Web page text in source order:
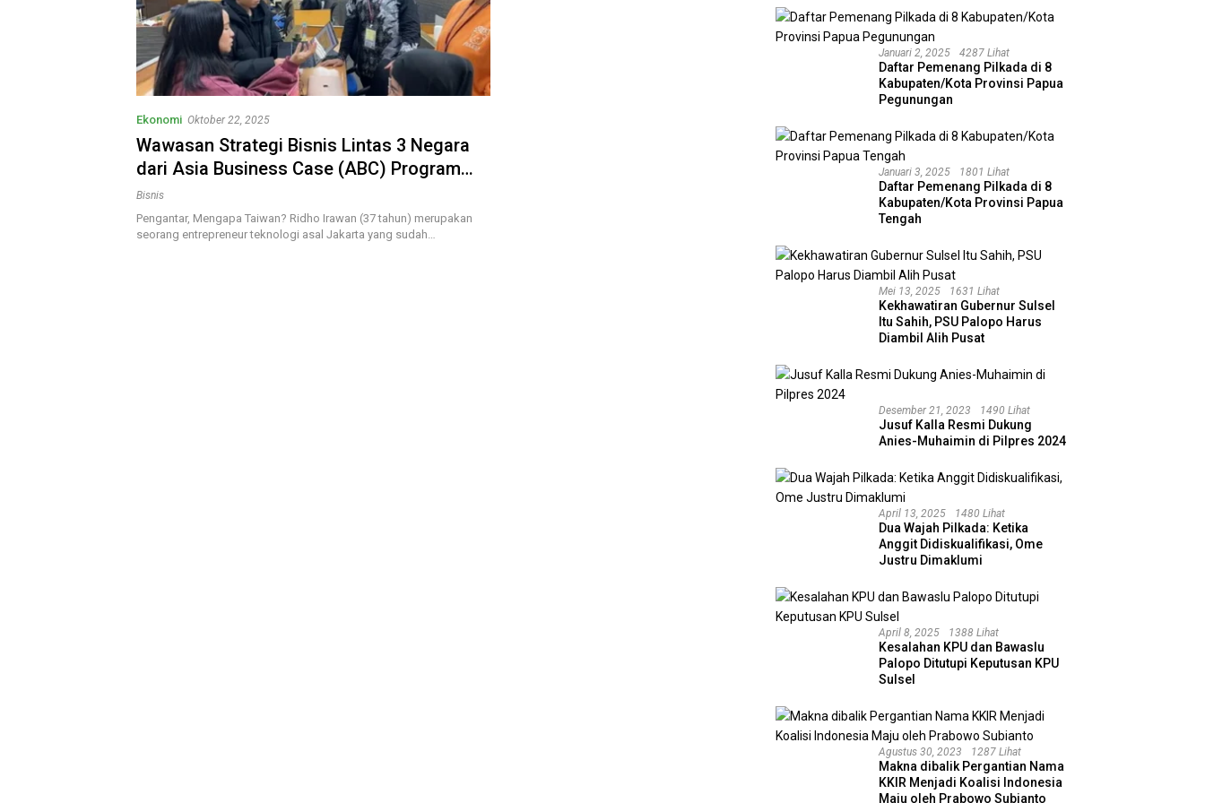
Ekonomi Oktober 22, 2025
Wawasan Strategi Bisnis Lintas 3 Negara
dari Asia Business Case (ABC) Program
Tahun 2025
Bisnis
Pengantar, Mengapa Taiwan? Ridho Irawan (37 tahun) merupakan
seorang entrepreneur teknologi asal Jakarta yang sudah…
Januari 2, 2025 4287 Lihat
Daftar Pemenang Pilkada di 8
Kabupaten/Kota Provinsi Papua
Pegunungan
Januari 3, 2025 1801 Lihat
Daftar Pemenang Pilkada di 8
Kabupaten/Kota Provinsi Papua
Tengah
Mei 13, 2025 1631 Lihat
Kekhawatiran Gubernur Sulsel
Itu Sahih, PSU Palopo Harus
Diambil Alih Pusat
Desember 21, 2023 1490 Lihat
Jusuf Kalla Resmi Dukung
Anies-Muhaimin di Pilpres 2024
April 13, 2025 1480 Lihat
Dua Wajah Pilkada: Ketika
Anggit Didiskualifikasi, Ome
Justru Dimaklumi
April 8, 2025 1388 Lihat
Kesalahan KPU dan Bawaslu
Palopo Ditutupi Keputusan KPU
Sulsel
Agustus 30, 2023 1287 Lihat
Makna dibalik Pergantian Nama
KKIR Menjadi Koalisi Indonesia
Maju oleh Prabowo Subianto